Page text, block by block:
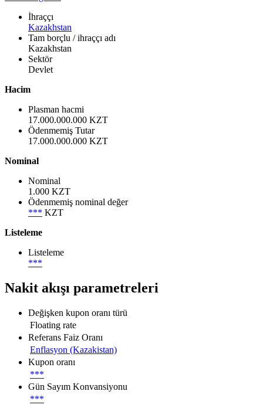
İhraççı
Kazakhstan
Tam borçlu / ihraççı adı
Kazakhstan
Sektör
Devlet
Hacim
Plasman hacmi
17.000.000.000 KZT
Ödenmemiş Tutar
17.000.000.000 KZT
Nominal
Nominal
1.000 KZT
Ödenmemiş nominal değer
*** KZT
Listeleme
Listeleme
***
Nakit akışı parametreleri
Değişken kupon oranı türü
Floating rate
Referans Faiz Oranı
Enflasyon (Kazakistan)
Kupon oranı
***
Gün Sayım Konvansiyonu
***